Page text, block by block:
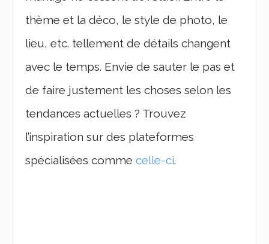
thème et la déco, le style de photo, le
lieu, etc. tellement de détails changent
avec le temps. Envie de sauter le pas et
de faire justement les choses selon les
tendances actuelles ? Trouvez
l’inspiration sur des plateformes
spécialisées commecelle-ci.